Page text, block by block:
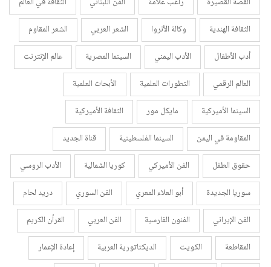
الثقافة الهندية
وكالة الأنروا الشعر العربي
الشعر المقاوم
أدب الأطفال
الأدب اليمني السينما المصرية
عالم الإنترنت
العالم الرقمي
التطورات العلمية
الأبحاث العلمية
السينما الأميركية
مايكل مور
الثقافة الأميركية
المقاومة في اليمن
السينما الفلسطينية
قناة الجديد
حقوق الطفل
الفن الأميركي كوريا الشمالية
الأدب الروسي
سوريا الجديدة
أبو العلاء المعري الفن السوري
دريد لحام
الفن الإيراني
الفنون الفارسية الفن العربي
القرأن الكريم
المقاطعة
الكويت الديكتاتورية العربية
إعادة الإعمار